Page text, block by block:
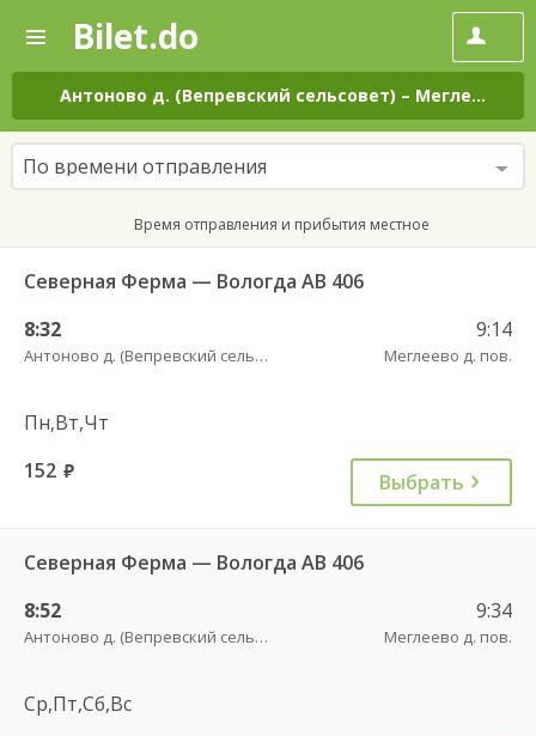
—
Поиск
и
покупка
билетов
на
автобус
онлайн
Bilet.do
Антоново д. (Вепревский сельсовет) – Меглеево д. пов.
По времени отправления
Время отправления и прибытия местное
Северная Ферма — Вологда АВ 406
8:32
Антоново д. (Вепревский сельсовет)
9:14
Меглеево д. пов.
Пн,Вт,Чт
152 руб. Выбрать
Северная Ферма — Вологда АВ 406
8:52
Антоново д. (Вепревский сельсовет)
9:34
Меглеево д. пов.
Ср,Пт,Сб,Вс